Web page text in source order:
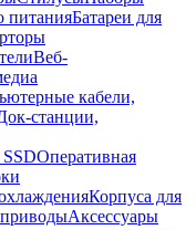
питанияБатареи для
Веб-
кабели,
станции,
Оперативная
Корпуса для
Аксессуары